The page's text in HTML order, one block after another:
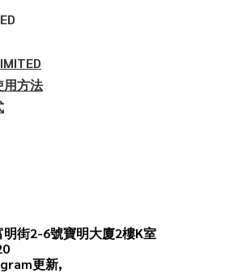
用方法
街2-6號寶明大廈2樓K室
更新,